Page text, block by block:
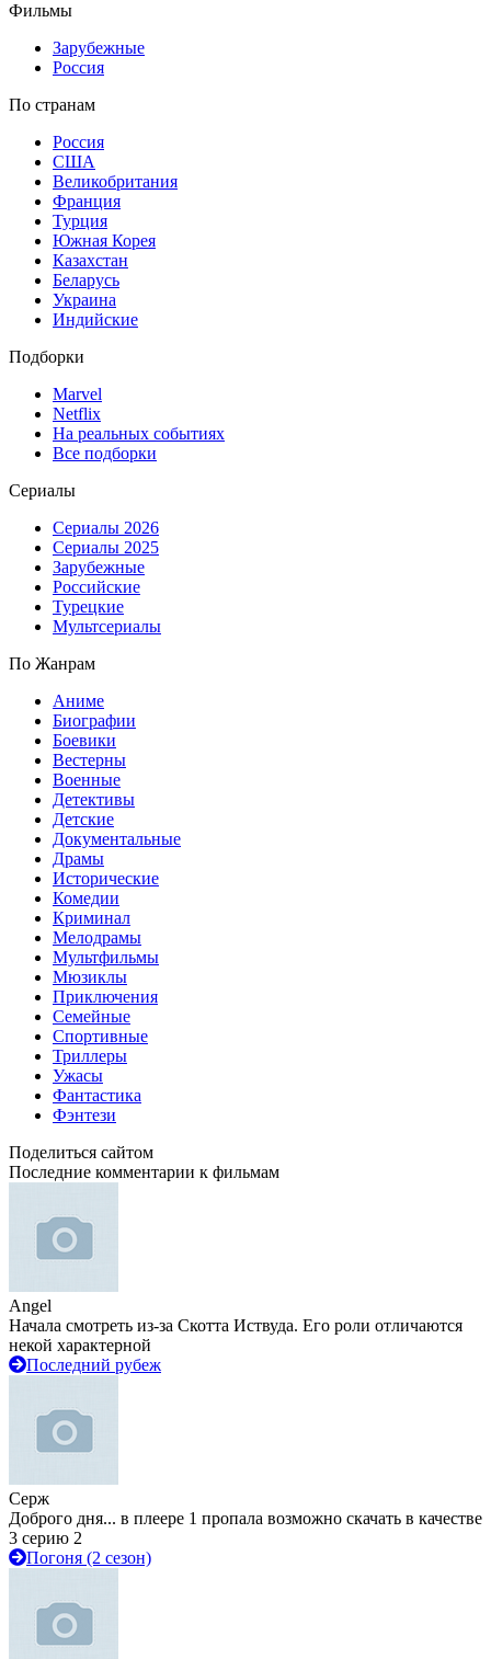
Фильмы
Зарубежные
Россия
По странам
Россия
США
Великобритания
Франция
Турция
Южная Корея
Казахстан
Беларусь
Украина
Индийские
Подборки
Marvel
Netflix
На реальных событиях
Все подборки
Сериалы
Сериалы 2026
Сериалы 2025
Зарубежные
Российские
Турецкие
Мультсериалы
По Жанрам
Аниме
Биографии
Боевики
Вестерны
Военные
Детективы
Детские
Документальные
Драмы
Исторические
Комедии
Криминал
Мелодрамы
Мультфильмы
Мюзиклы
Приключения
Семейные
Спортивные
Триллеры
Ужасы
Фантастика
Фэнтези
Поделиться сайтом
Последние комментарии к фильмам
Angel
Начала смотреть из-за Скотта Иствуда. Его роли отличаются
некой характерной
Последний рубеж
Серж
Доброго дня... в плеере 1 пропала возможно скачать в качестве
3 серию 2
Погоня (2 сезон)